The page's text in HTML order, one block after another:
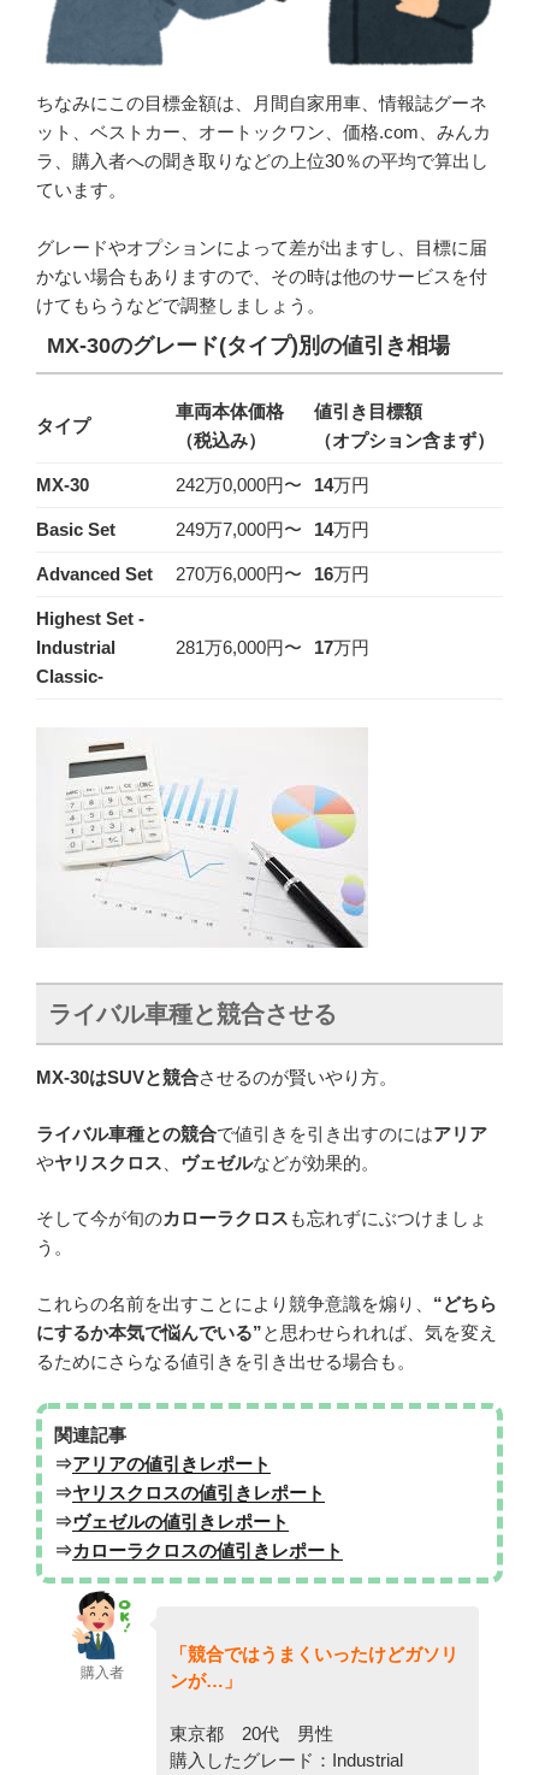
ちなみにこの目標金額は、月間自家用車、情報誌グーネ
ット、ベストカー、オートックワン、価格.com、みんカ
ラ、購入者への聞き取りなどの上位30％の平均で算出し
ています。
グレードやオプションによって差が出ますし、目標に届
かない場合もありますので、その時は他のサービスを付
けてもらうなどで調整しましょう。
MX-30のグレード(タイプ)別の値引き相場
タイプ
車両本体価格
（税込み）
値引き目標額
（オプション含まず）
MX-30 242万0,000円〜 14万円
Basic Set 249万7,000円〜 14万円
Advanced Set 270万6,000円〜 16万円
Highest Set -
Industrial
Classic-
281万6,000円〜 17万円
ライバル車種と競合させる
MX-30はSUVと競合させるのが賢いやり方。
ライバル車種との競合で値引きを引き出すのにはアリア
やヤリスクロス ヴェゼルなどが効果的。
そして今が旬のカローラクロス も忘れずにぶつけましょ
う。
これらの名前を出すことにより競争意識を煽り、 “どちら
にするか本気で悩んでいる”と思わせられれば、気を変え
るためにさらなる値引きを引き出せる場合も。
関連記事
⇒アリアの値引きレポート
⇒ヤリスクロスの値引きレポート
⇒ヴェゼルの値引きレポート
⇒カローラクロスの値引きレポート
購入者
「競合ではうまくいったけどガソリ
ンが…」
東京都 20代 男性
購入したグレード：Industrial